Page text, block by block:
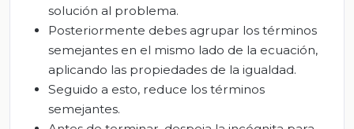
solución al problema.
Posteriormente debes agrupar los términos
semejantes en el mismo lado de la ecuación,
aplicando las propiedades de la igualdad.
Seguido a esto, reduce los términos
semejantes.